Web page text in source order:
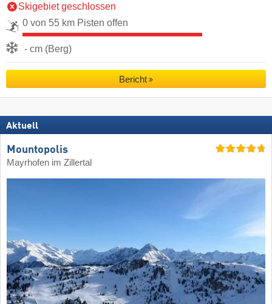
Skigebiet geschlossen
0 von 55 km Pisten offen
- cm (Berg)
Bericht
Aktuell
Mountopolis
Mayrhofen im Zillertal